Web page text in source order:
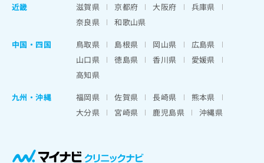
近畿
滋賀県 京都府 大阪府
兵庫県
奈良県
和歌山県
中国・四国
鳥取県 島根県 岡山県
広島県
山口県
徳島県 香川県
愛媛県
高知県
九州・沖縄
福岡県 佐賀県 長崎県
熊本県
大分県
宮崎県 鹿児島県 沖縄県